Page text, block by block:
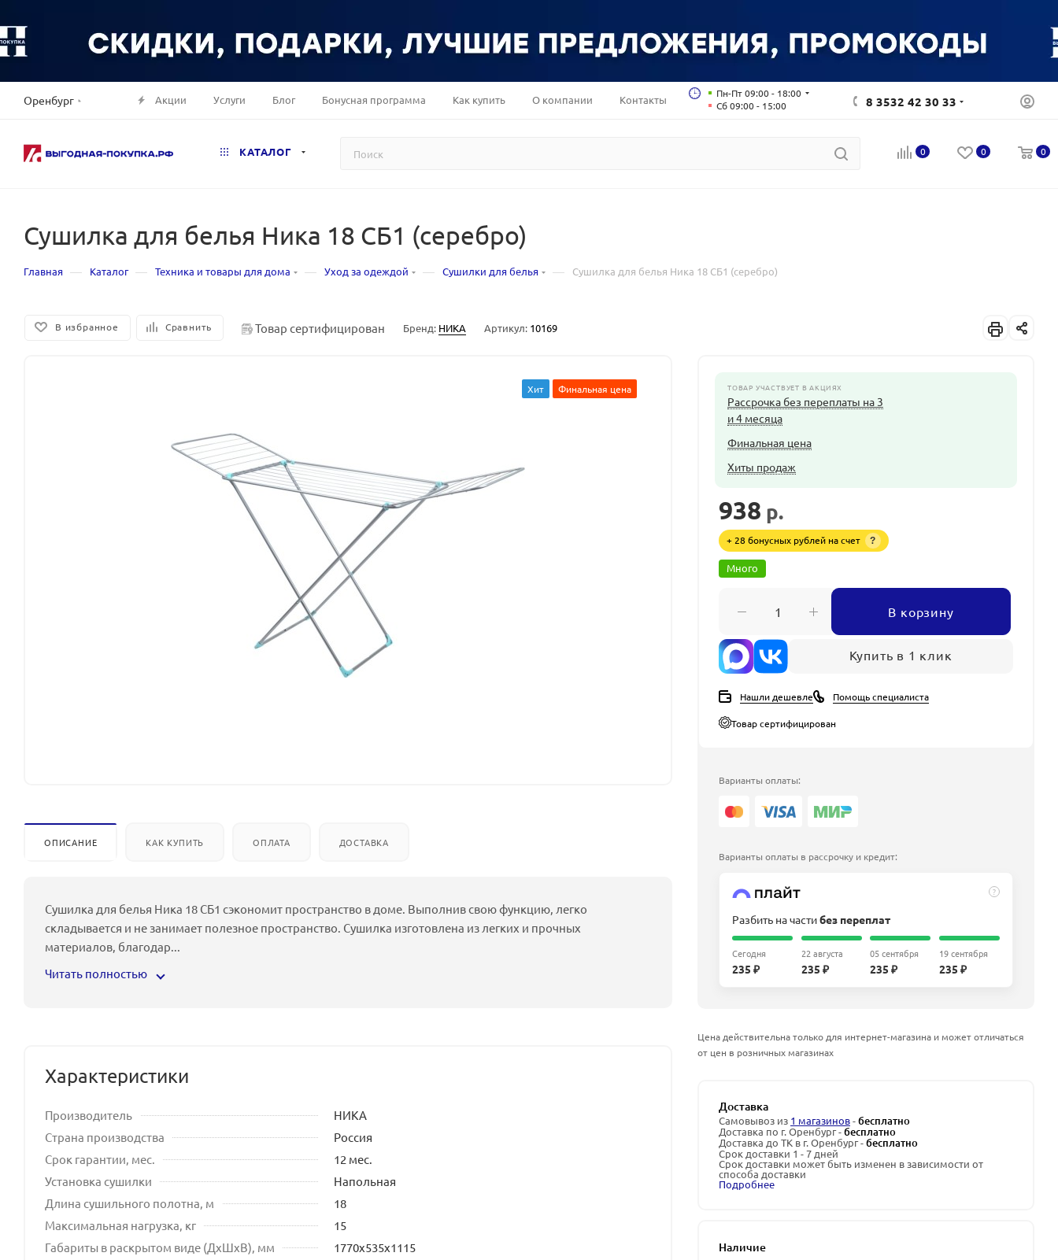
Оренбург Акции Услуги Блог Бонусная программа Как купить О компании Контакты
Пн-Пт 09:00 - 18:00
Сб 09:00 - 15:00
8 3532 42 30 33
КАТАЛОГ 0 0 0
Сушилка для белья Ника 18 СБ1 (серебро)
Главная — Каталог — Техника и товары для дома — Уход за одеждой — Сушилки для белья — Сушилка для белья Ника 18 СБ1 (серебро)
В избранное Сравнить Товар сертифицирован Бренд: НИКА Артикул: 10169
Хит Финальная цена
ОПИСАНИЕ КАК КУПИТЬ ОПЛАТА ДОСТАВКА
Сушилка для белья Ника 18 СБ1 сэкономит пространство в доме. Выполнив свою функцию, легко
складывается и не занимает полезное пространство. Сушилка изготовлена из легких и прочных
материалов, благодар...
Читать полностью
Характеристики
Производитель
НИКА
Страна производства
Россия
Срок гарантии, мес.
12 мес.
Установка сушилки
Напольная
Длина сушильного полотна, м
18
Максимальная нагрузка, кг
15
Габариты в раскрытом виде (ДхШхВ), мм
1770х535х1115
ТОВАР УЧАСТВУЕТ В АКЦИЯХ
Рассрочка без переплаты на 3
и 4 месяца
Финальная цена
Хиты продаж
938 р.
+ 28 бонусных рублей на счет ?
Много
В корзину
Купить в 1 клик
Нашли дешевле Помощь специалиста
Товар сертифицирован
Варианты оплаты:
Варианты оплаты в рассрочку и кредит:
?
Разбить на частибез переплат
Сегодня
235 ₽
22 августа
235 ₽
05 сентября
235 ₽
19 сентября
235 ₽
Цена действительна только для интернет-магазина и может отличаться
от цен в розничных магазинах
Доставка
Самовывоз из 1 магазинов-бесплатно
Доставка по г. Оренбург -бесплатно
Доставка до ТК в г. Оренбург -бесплатно
Срок доставки 1 - 7 дней
Срок доставки может быть изменен в зависимости от
способа доставки
Подробнее
Наличие